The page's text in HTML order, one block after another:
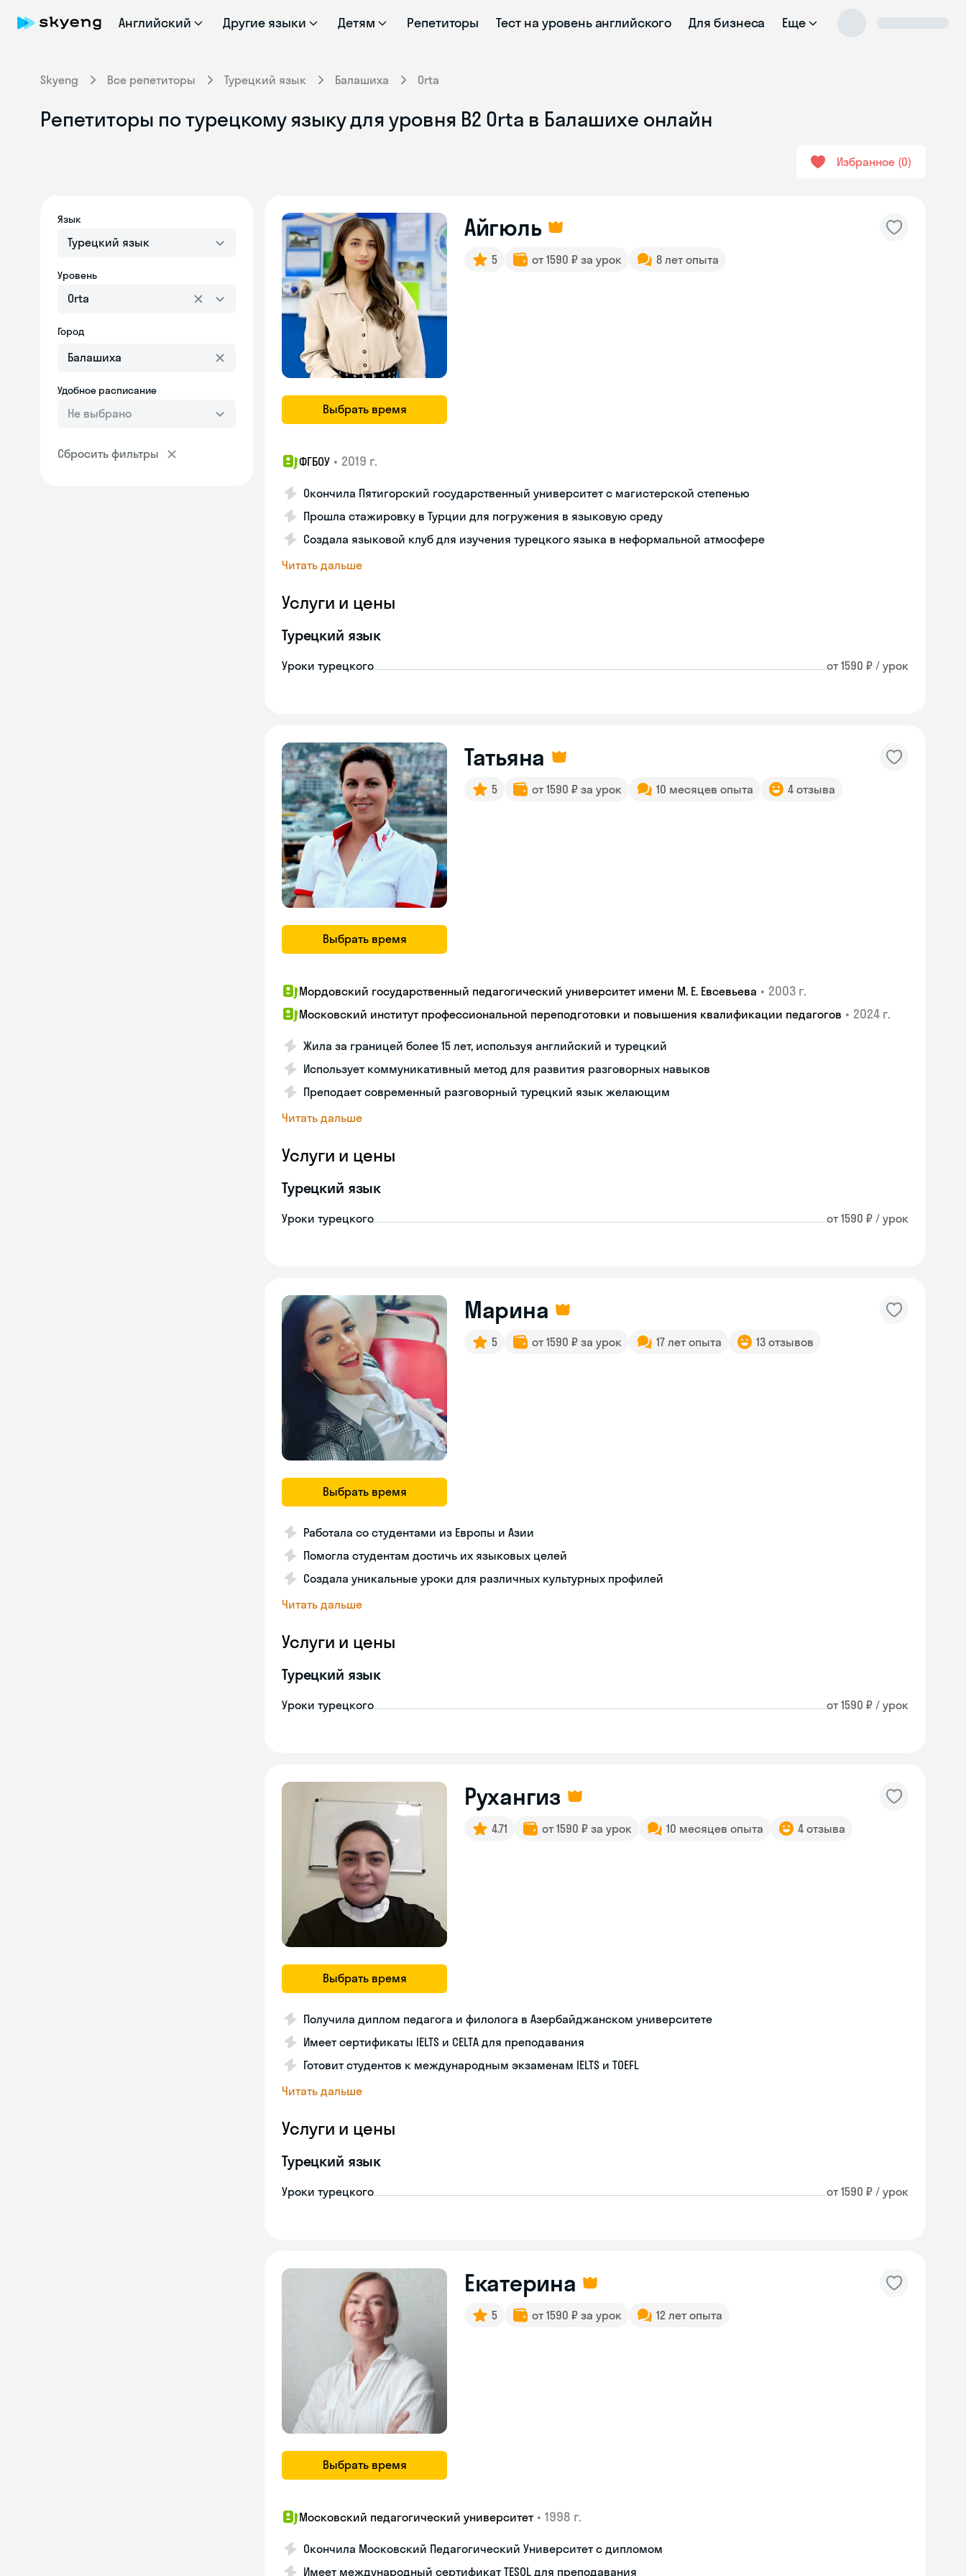
Английский Другие языки Детям Репетиторы Тест на уровень английского Для бизнеса Еще
Skyeng Все репетиторы Турецкий язык Балашиха Orta
Репетиторы по турецкому языку для уровня B2 Orta в Балашихе онлайн
Избранное 0
Язык
Турецкий язык
Уровень
Orta
Город
Удобное расписание
Не выбрано
Сбросить фильтры
Выбрать время
Айгюль
5 от 1590 ₽ за урок 8 лет опыта
ФГБОУ • 2019 г.
Окончила Пятигорский государственный университет с магистерской степенью
Прошла стажировку в Турции для погружения в языковую среду
Создала языковой клуб для изучения турецкого языка в неформальной атмосфере
Читать дальше
Услуги и цены
Турецкий язык
Уроки турецкого от 1590 ₽ / урок
Выбрать время
Татьяна
5 от 1590 ₽ за урок 10 месяцев опыта 4 отзыва
Мордовский государственный педагогический университет имени М. Е. Евсевьева • 2003 г.
Московский институт профессиональной переподготовки и повышения квалификации педагогов • 2024 г.
Жила за границей более 15 лет, используя английский и турецкий
Использует коммуникативный метод для развития разговорных навыков
Преподает современный разговорный турецкий язык желающим
Читать дальше
Услуги и цены
Турецкий язык
Уроки турецкого от 1590 ₽ / урок
Выбрать время
Марина
5 от 1590 ₽ за урок 17 лет опыта 13 отзывов
Работала со студентами из Европы и Азии
Помогла студентам достичь их языковых целей
Создала уникальные уроки для различных культурных профилей
Читать дальше
Услуги и цены
Турецкий язык
Уроки турецкого от 1590 ₽ / урок
Выбрать время
Рухангиз
4.71 от 1590 ₽ за урок 10 месяцев опыта 4 отзыва
Получила диплом педагога и филолога в Азербайджанском университете
Имеет сертификаты IELTS и CELTA для преподавания
Готовит студентов к международным экзаменам IELTS и TOEFL
Читать дальше
Услуги и цены
Турецкий язык
Уроки турецкого от 1590 ₽ / урок
Выбрать время
Екатерина
5 от 1590 ₽ за урок 12 лет опыта
Московский педагогический университет • 1998 г.
Окончила Московский Педагогический Университет с дипломом
Имеет международный сертификат TESOL для преподавания